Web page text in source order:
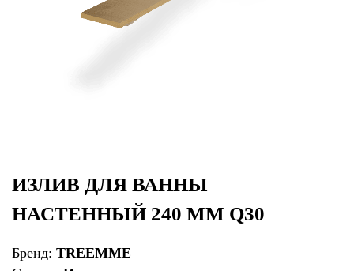
ИЗЛИВ ДЛЯ ВАННЫ
НАСТЕННЫЙ 240 ММ Q30
Бренд: TREEMME